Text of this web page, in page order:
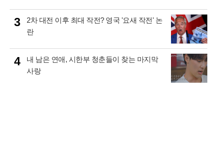
3
2차 대전 이후 최대 작전? 영국 '요새 작전' 논
란
4
내 남은 연애, 시한부 청춘들이 찾는 마지막
사랑